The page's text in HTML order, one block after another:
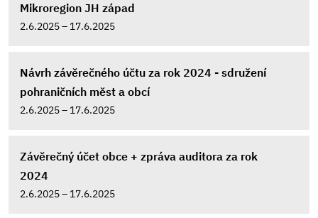
Mikroregion JH západ
2.6.2025 – 17.6.2025
Návrh závěrečného účtu za rok 2024 - sdružení
pohraničních měst a obcí
2.6.2025 – 17.6.2025
Závěrečný účet obce + zpráva auditora za rok
2024
2.6.2025 – 17.6.2025